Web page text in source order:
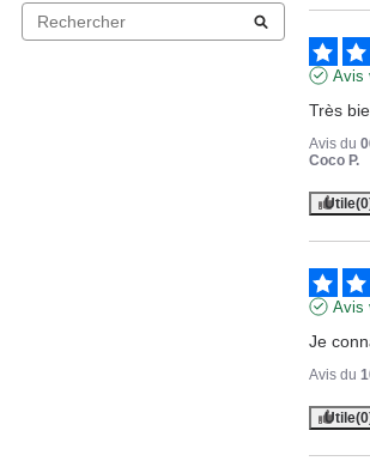
Avis
Très
Avis du
Coco P.
Utile
Avis
Je
Avis du
Utile